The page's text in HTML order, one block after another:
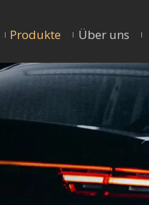
Produkte Über uns